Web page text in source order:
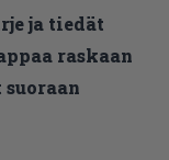
ja tiedät
raskaan